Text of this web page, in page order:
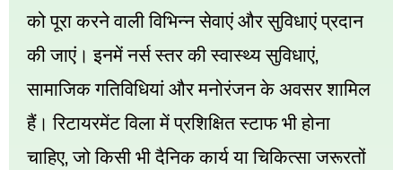
को पूरा करने वाली विभिन्न सेवाएं और सुविधाएं प्रदान
की जाएं। इनमें नर्स स्तर की स्वास्थ्य सुविधाएं,
सामाजिक गतिविधियां और मनोरंजन के अवसर शामिल
हैं। रिटायरमेंट विला में प्रशिक्षित स्टाफ भी होना
चाहिए,जो किसी भी दैनिक कार्य या चिकित्सा जरूरतों